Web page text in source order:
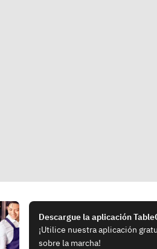
Descargue la aplicación
¡Utilice nuestra aplicación
sobre la marcha!